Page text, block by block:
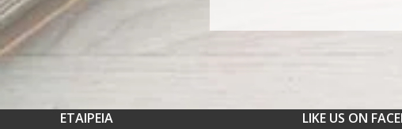
ΕΤΑΙΡΕΙΑ LIKE US ON